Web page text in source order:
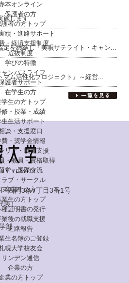
本オンライン
保護者の方
護者の方トップ
績・進路サポート
・経済支援制度
選抜制度
学びの特徴
ャンパスライフ
護者サポート
在学生の方
学生の方トップ
修・授業・成績
生生活サポート
談・支援窓口
費・奨学金情報
リア・就職支援
・教員・資格取得
学・国際交流
ラブ・サークル
卒業生の方
業生の方トップ
種証明書の発行
業後の就職支援
進路報告
生名簿のご登録
幌大学校友会
リンデン通信
企業の方
業の方トップ
施します
定を締結し「美唄サテライト・キャン...
マム活性化プロジェクト』～経営...
西岡3条7丁目3番1号
表）
部